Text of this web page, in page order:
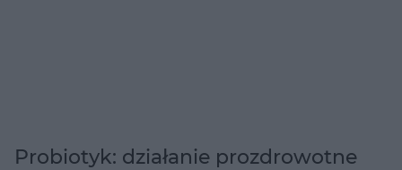
Probiotyk: działanie prozdrowotne